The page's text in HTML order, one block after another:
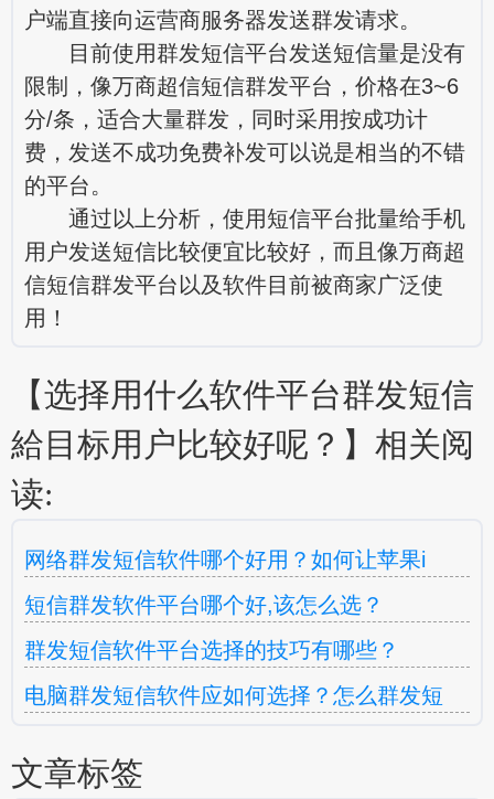
户端直接向运营商服务器发送群发请求。
目前使用群发短信平台发送短信量是没有
限制，像万商超信短信群发平台，价格在3~6
分/条，适合大量群发，同时采用按成功计
费，发送不成功免费补发可以说是相当的不错
的平台。
通过以上分析，使用短信平台批量给手机
用户发送短信比较便宜比较好，而且像万商超
信短信群发平台以及软件目前被商家广泛使
用！
【选择用什么软件平台群发短信
給目标用户比较好呢？】相关阅
读:
网络群发短信软件哪个好用？如何让苹果i
短信群发软件平台哪个好,该怎么选？
群发短信软件平台选择的技巧有哪些？
电脑群发短信软件应如何选择？怎么群发短
文章标签